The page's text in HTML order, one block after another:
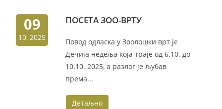
09
10, 2025
ПОСЕТА ЗОО-ВРТУ
Повод одласка у Зоолошки врт је
Дечија недеља која траје од 6.10. до
10.10. 2025, а разлог је љубав
према...
Детаљно